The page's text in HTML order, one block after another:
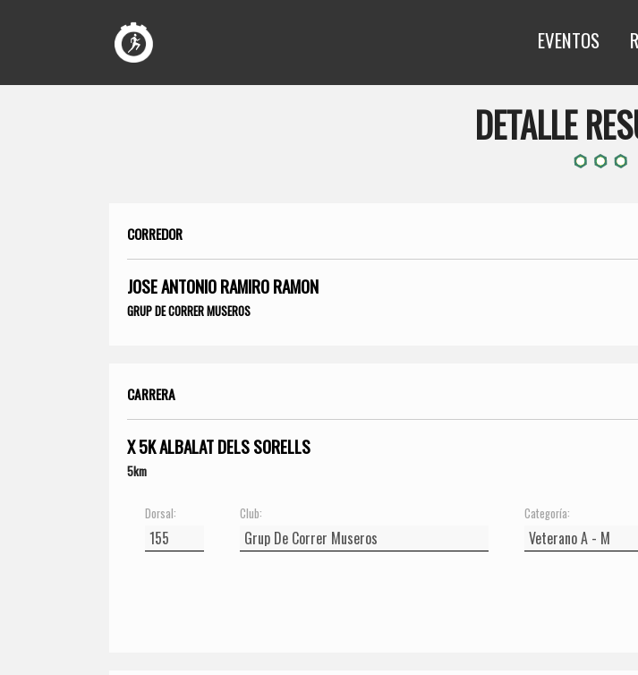
EVENTOS
DETALLE
CORREDOR
JOSE ANTONIO RAMIRO RAMON
GRUP DE CORRER MUSEROS
CARRERA
X 5K ALBALAT DELS SORELLS
5km
Dorsal: Club: Categoría: